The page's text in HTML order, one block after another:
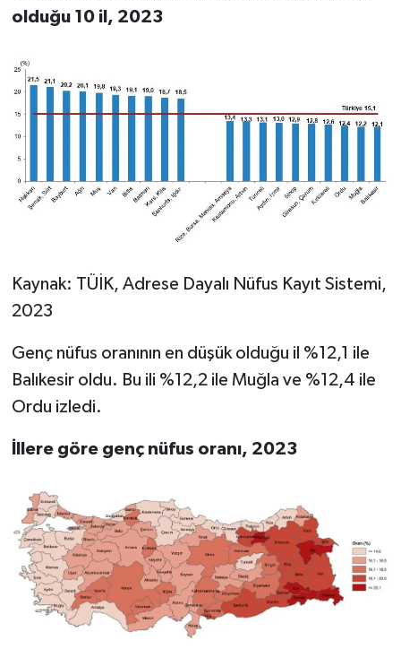
olduğu 10 il, 2023
Kaynak: TÜİK, Adrese Dayalı Nüfus Kayıt Sistemi,
2023
Genç nüfus oranının en düşük olduğu il %12,1 ile
Balıkesir oldu. Bu ili %12,2 ile Muğla ve %12,4 ile
Ordu izledi.
İllere göre genç nüfus oranı, 2023